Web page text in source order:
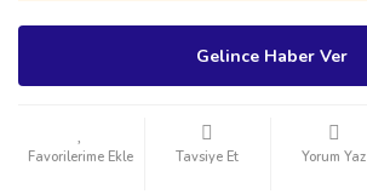
Gelince Haber Ver
Tavsiye Et Yorum Yaz